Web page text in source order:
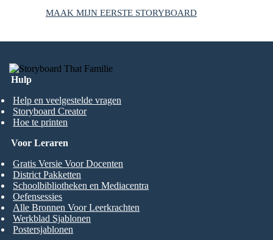
MAAK MIJN EERSTE STORYBOARD
Hulp
Help en veelgestelde vragen
Storyboard Creator
Hoe te printen
Voor Leraren
Gratis Versie Voor Docenten
District Pakketten
Schoolbibliotheken en Mediacentra
Oefensessies
Alle Bronnen Voor Leerkrachten
Werkblad Sjablonen
Postersjablonen